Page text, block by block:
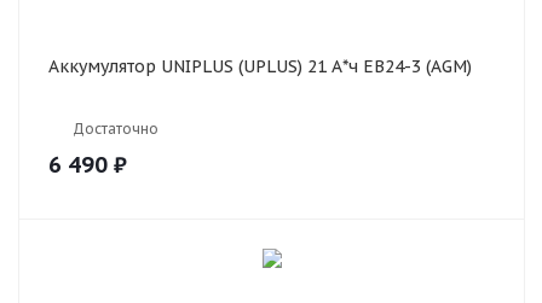
Аккумулятор UNIPLUS (UPLUS) 21 А*ч EB24-3 (AGM)
Достаточно
6 490 ₽